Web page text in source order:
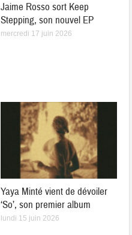
Jaime Rosso sort Keep
Stepping, son nouvel EP
mercredi 17 juin 2026
Yaya Minté vient de dévoiler
‘So’, son premier album
lundi 15 juin 2026